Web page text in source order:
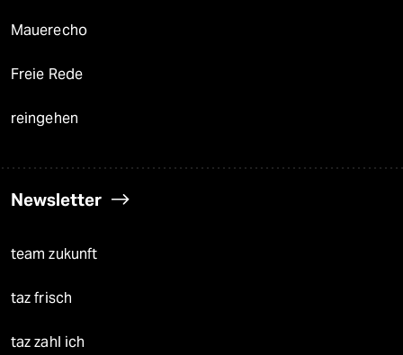
Mauerecho
Freie Rede
reingehen
Newsletter
team zukunft
taz frisch
taz zahl ich